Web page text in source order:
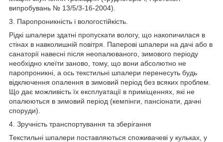
випробувань № 13/5/3-16-2004).
3. Паропроникність і вологостійкість.
Рідкі шпалери здатні пропускати вологу, що накопичилася в
стінах в навколишній повітря. Паперові шпалери на дачі або в
санаторії навесні після неопалюваного, зимового періоду
необхідно клеїти заново, тому, що вони абсолютно не
паропроникні, а ось текстильні шпалери перенесуть будь
відключення опалення в зимовий період без всяких проблем.
Що дає можливість їх експлуатації в приміщеннях, які не
опалюються в зимовий період (кемпінги, пансіонати, дачні
споруди).
4. Зручність транспортування та зберігання
Текстильні шпалери поставляються споживачеві у кульках, у